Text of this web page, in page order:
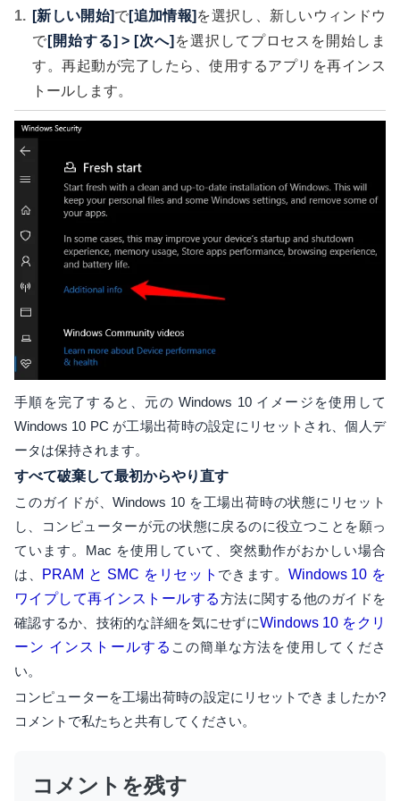
[新しい開始]で[追加情報] を選択し、新しいウィンドウ
で [開始する] > [次へ] を選択してプロセスを開始しま
す。再起動が完了したら、使用するアプリを再インス
トールします。
手順を完了すると、元の Windows 10 イメージを使用して
Windows 10 PC が工場出荷時の設定にリセットされ、個人デ
ータは保持されます。
すべて破棄して最初からやり直す
このガイドが、Windows 10 を工場出荷時の状態にリセット
し、コンピューターが元の状態に戻るのに役立つことを願っ
ています。Mac を使用していて、突然動作がおかしい場合
は、 PRAM と SMC をリセット できます。 Windows 10 を
ワイプして再インストールする方法に関する他のガイドを
確認するか、技術的な詳細を気にせずにWindows 10 をクリ
ーン インストールする この簡単な方法を使用してくださ
い。
コンピューターを工場出荷時の設定にリセットできましたか?
コメントで私たちと共有してください。
コメントを残す